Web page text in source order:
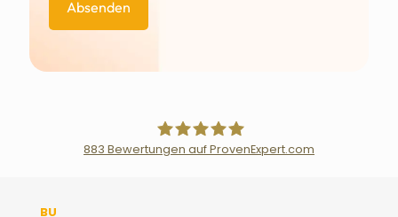
883 Bewertungen auf ProvenExpert.com
BU